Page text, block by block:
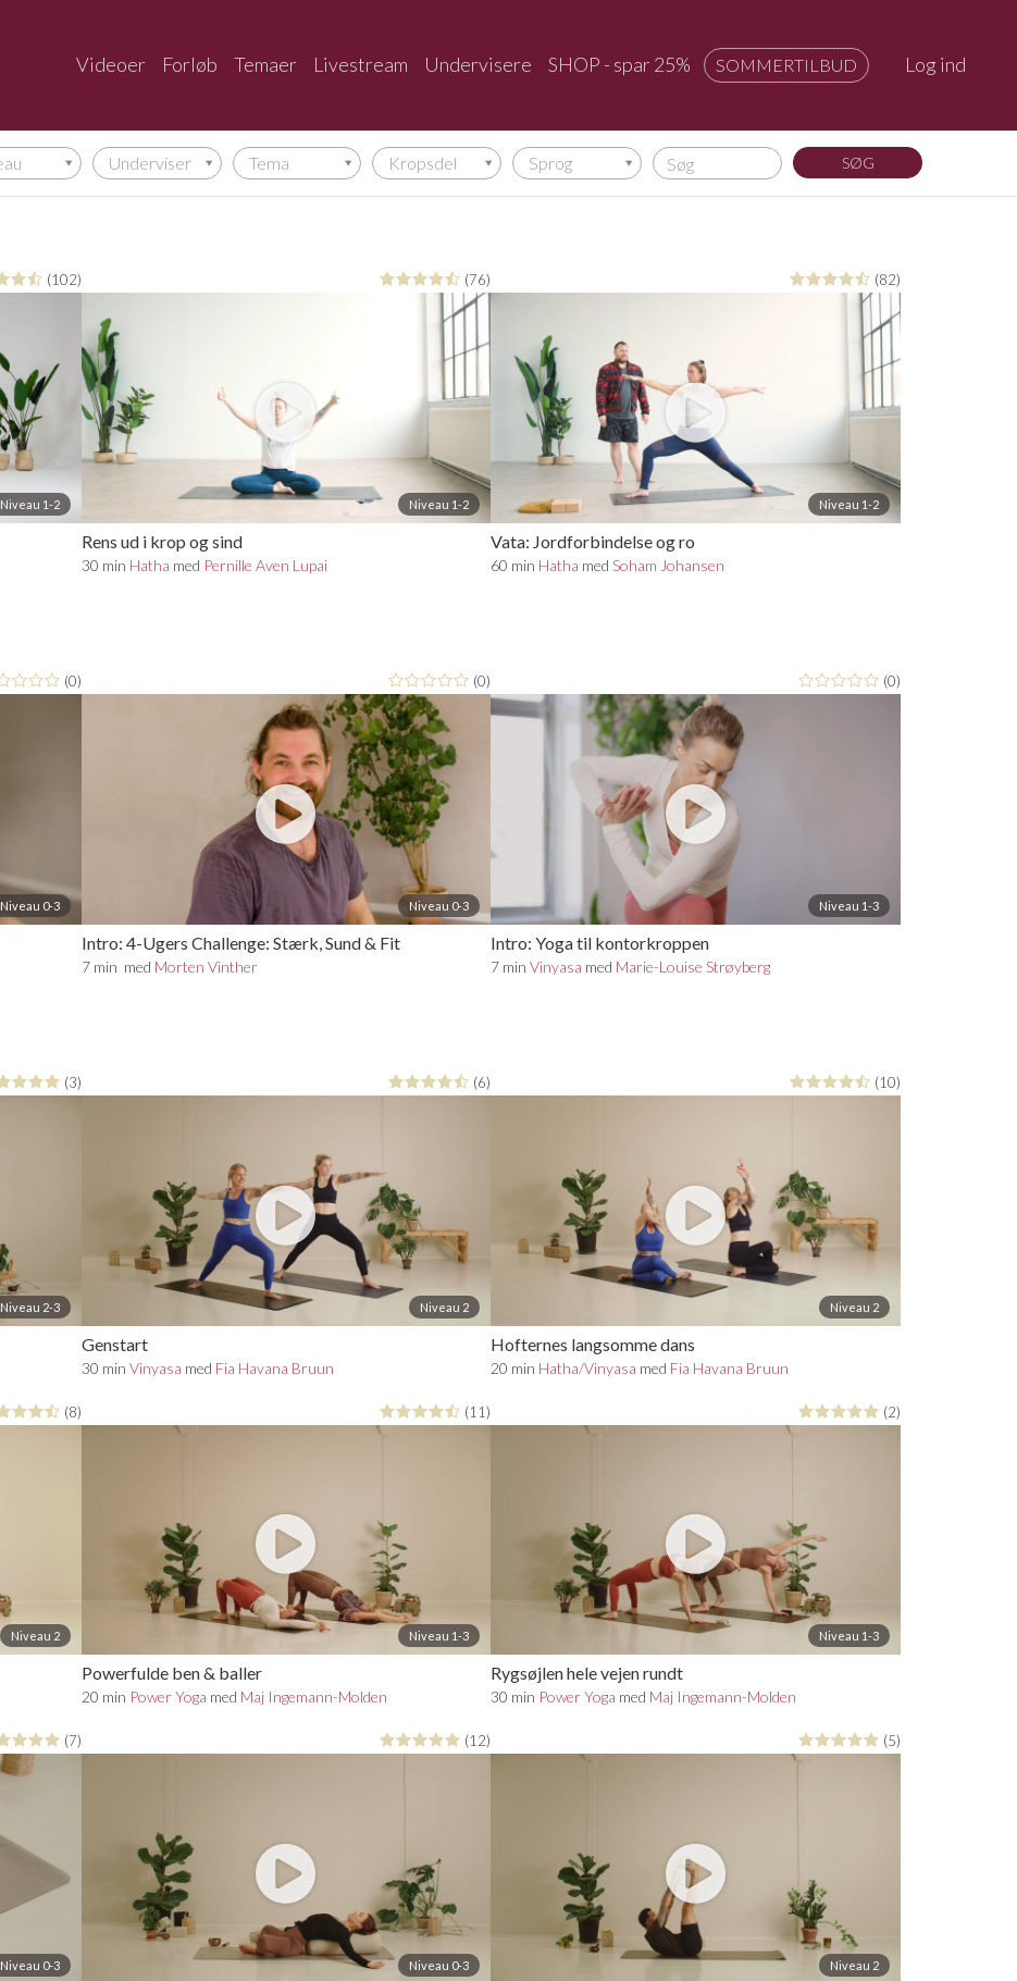
Videoer Forløb Temaer Livestream Undervisere SHOP - spar 25% SOMMERTILBUD Log ind
Underviser Tema Kropsdel Sprog
(102)
Niveau 1-2
(76)
Niveau 1-2
Rens ud i krop og sind
30 min Hatha med Pernille Aven Lupai
(82)
Niveau 1-2
Vata: Jordforbindelse og ro
60 min Hatha med Soham Johansen
(0)
Niveau 0-3
(0)
Niveau 0-3
Intro: 4-Ugers Challenge: Stærk, Sund & Fit
7 min med Morten Vinther
(0)
Niveau 1-3
Intro: Yoga til kontorkroppen
7 minVinyasa med Marie-Louise Strøyberg
(3)
Niveau 2-3
(6)
Niveau 2
Genstart
30 min Vinyasa med Fia Havana Bruun
(10)
Niveau 2
Hofternes langsomme dans
20 min Hatha/Vinyasa med Fia Havana Bruun
(8)
Niveau 2
(11)
Niveau 1-3
Powerfulde ben & baller
20 min Power Yoga med Maj Ingemann-Molden
(2)
Niveau 1-3
Rygsøjlen hele vejen rundt
30 min Power Yoga med Maj Ingemann-Molden
(7)
Niveau 0-3
(12)
Niveau 0-3
(5)
Niveau 2